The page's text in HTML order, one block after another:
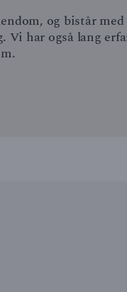
og bistår
har også lang